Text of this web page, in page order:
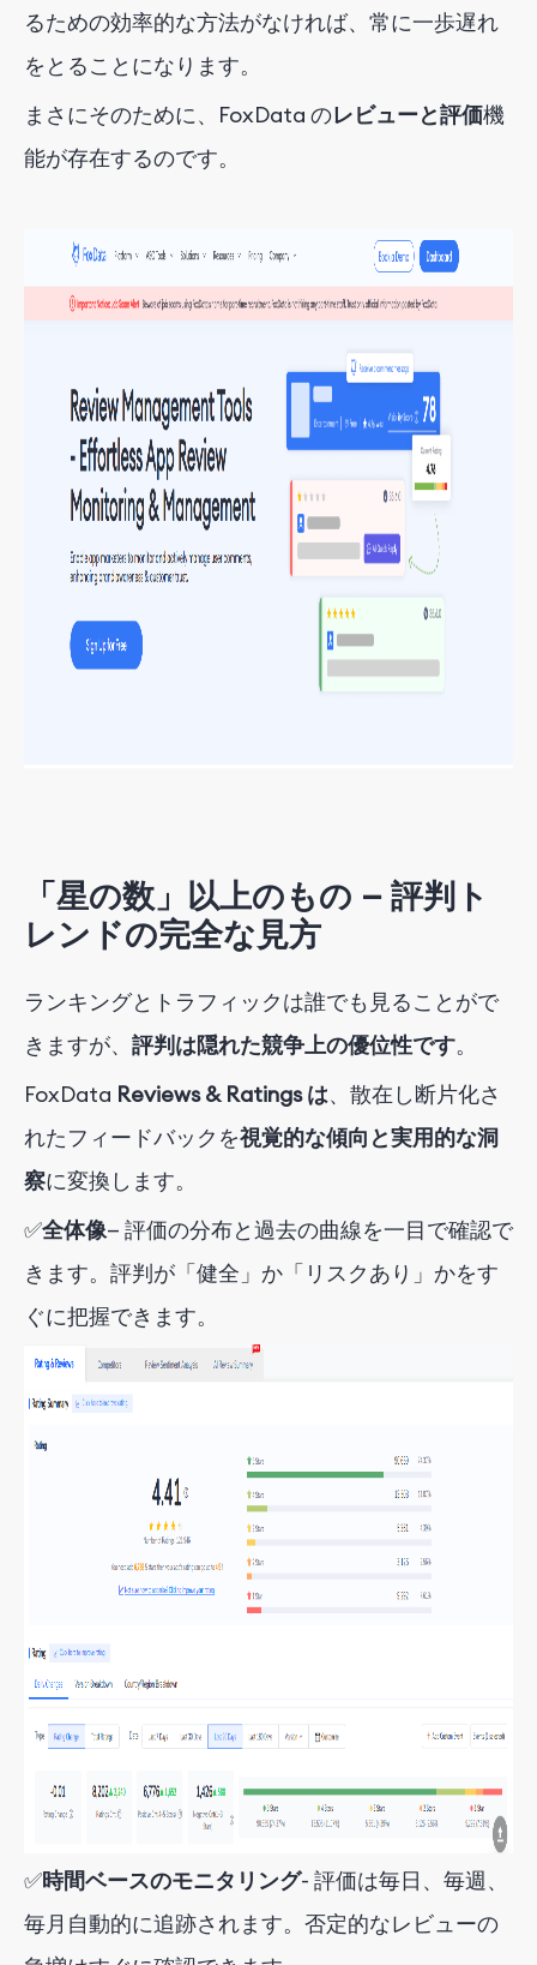
るための効率的な方法がなければ、常に一歩遅れ
をとることになります。
まさにそのために、FoxData のレビューと評価機
能が存在するのです。
「星の数」以上のもの — 評判ト
レンドの完全な見方
ランキングとトラフィックは誰でも見ることがで
きますが、 評判は隠れた競争上の優位性です。
FoxData Reviews & Ratings は、散在し断片化さ
れたフィードバックを視覚的な傾向と実用的な洞
察に変換します。
✅全体像— 評価の分布と過去の曲線を一目で確認で
きます。評判が「健全」か「リスクあり」かをす
ぐに把握できます。
✅時間ベースのモニタリング- 評価は毎日、毎週、
毎月自動的に追跡されます。否定的なレビューの